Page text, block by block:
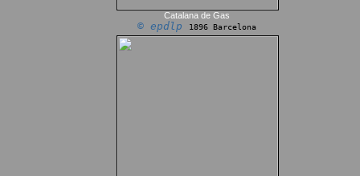
Catalana de Gas
© epdlp 1896 Barcelona